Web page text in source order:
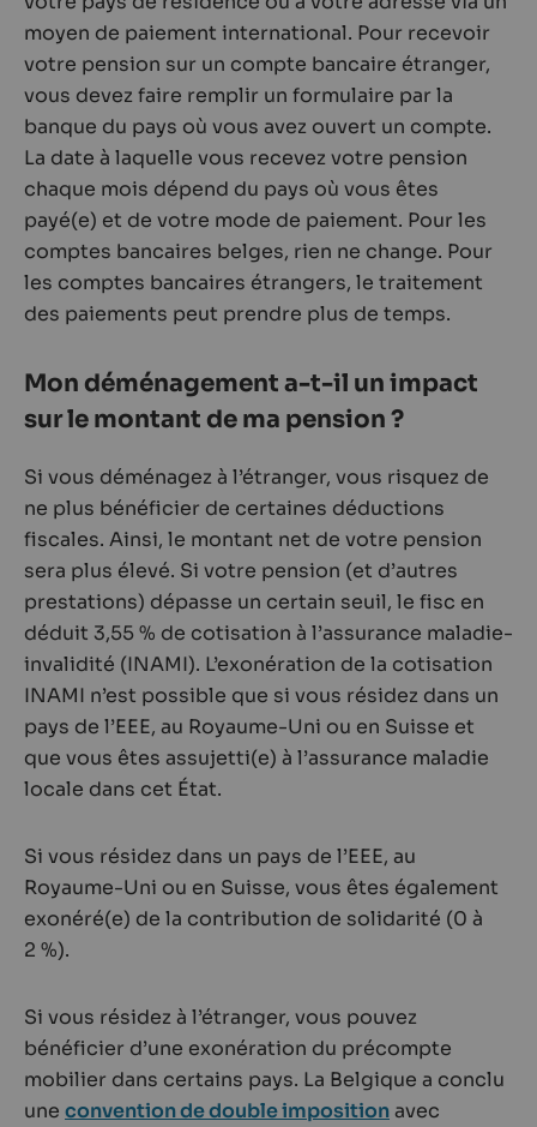
moyen de paiement international. Pour recevoir
votre pension sur un compte bancaire étranger,
vous devez faire remplir un formulaire par la
banque du pays où vous avez ouvert un compte.
La date à laquelle vous recevez votre pension
chaque mois dépend du pays où vous êtes
payé(e) et de votre mode de paiement. Pour les
comptes bancaires belges, rien ne change. Pour
les comptes bancaires étrangers, le traitement
des paiements peut prendre plus de temps.
Mon déménagement a-t-il un impact
sur le montant de ma pension ?
Si vous déménagez à l’étranger, vous risquez de
ne plus bénéficier de certaines déductions
fiscales. Ainsi, le montant net de votre pension
sera plus élevé. Si votre pension (et d’autres
prestations) dépasse un certain seuil, le fisc en
déduit 3,55 % de cotisation à l’assurance maladie-
invalidité (INAMI). L’exonération de la cotisation
INAMI n’est possible que si vous résidez dans un
pays de l’EEE, au Royaume-Uni ou en Suisse et
que vous êtes assujetti(e) à l’assurance maladie
locale dans cet État.
Si vous résidez dans un pays de l’EEE, au
Royaume-Uni ou en Suisse, vous êtes également
exonéré(e) de la contribution de solidarité (0 à
2 %).
Si vous résidez à l’étranger, vous pouvez
bénéficier d’une exonération du précompte
mobilier dans certains pays. La Belgique a conclu
une convention de double impositionavec